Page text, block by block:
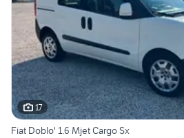
17
Fiat Doblo' 1.6 Mjet Cargo Sx